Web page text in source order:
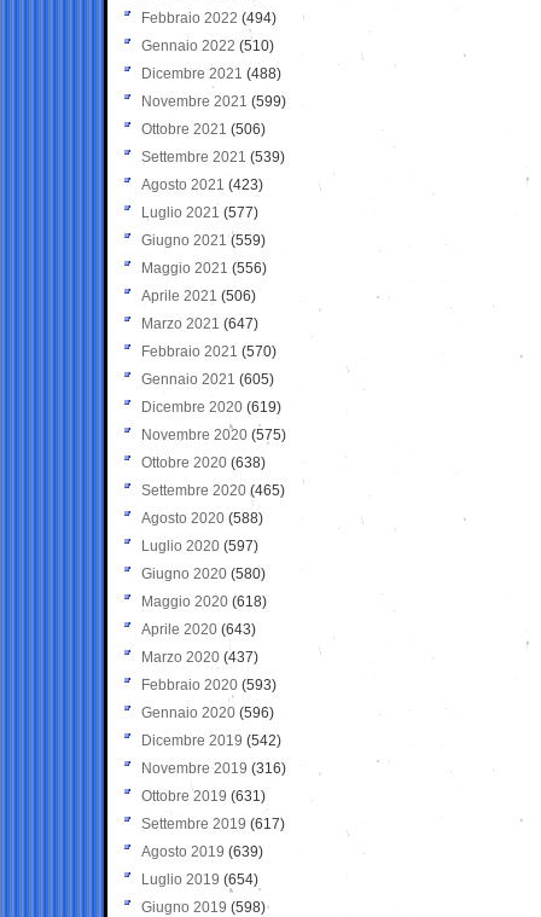
Febbraio 2022 (494)
Gennaio 2022 (510)
Dicembre 2021 (488)
Novembre 2021 (599)
Ottobre 2021 (506)
Settembre 2021 (539)
Agosto 2021 (423)
Luglio 2021 (577)
Giugno 2021(559)
Maggio 2021 (556)
Aprile 2021 (506)
Marzo 2021 (647)
Febbraio 2021 (570)
Gennaio 2021 (605)
Dicembre 2020 (619)
Novembre 2020 (575)
Ottobre 2020 (638)
Settembre 2020(465)
Agosto 2020 (588)
Luglio 2020 (597)
Giugno 2020 (580)
Maggio 2020 (618)
Aprile 2020 (643)
Marzo 2020 (437)
Febbraio 2020 (593)
Gennaio 2020 (596)
Dicembre 2019 (542)
Novembre 2019 (316)
Ottobre 2019 (631)
Settembre 2019 (617)
Agosto 2019 (639)
Luglio 2019 (654)
Giugno 2019 (598)